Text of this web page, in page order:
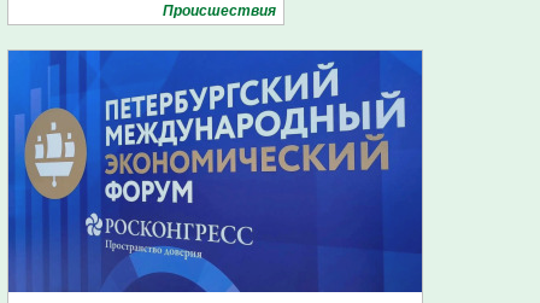
Проиcшествия